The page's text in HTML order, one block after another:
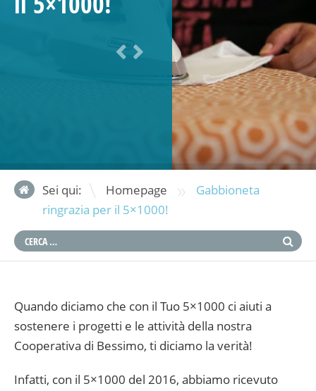
Sei qui: Homepage »
Gabbioneta
ringrazia per il 5×1000!
Quando diciamo che con il Tuo 5×1000 ci aiuti a
sostenere i progetti e le attività della nostra
Cooperativa di Bessimo, ti diciamo la verità!
Infatti, con il 5×1000 del 2016, abbiamo ricevuto